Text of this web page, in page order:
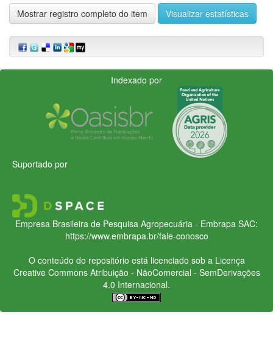
Mostrar registro completo do item Visualizar estatísticas
Indexado por
Suportado por
Empresa Brasileira de Pesquisa Agropecuária - Embrapa SAC:
https://www.embrapa.br/fale-conosco
O conteúdo do repositório está licenciado sob a Licença
Creative CommonsAtribuição - NãoComercial - SemDerivações
4.0 Internacional.